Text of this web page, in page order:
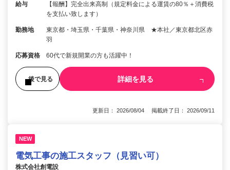
給与
【報酬】完全出来高制（規定料金による運賃の80％＋消費税
を支払い致します）
勤務地
東京都・埼玉県・千葉県・神奈川県 ★本社／東京都北区赤
羽
応募資格 60代で新規開業の方も活躍中！
後で見る 詳細を見る
更新日： 2026/08/04 掲載終了日： 2026/09/11
NEW
電気工事の施工スタッフ（見習い可）
株式会社創電設